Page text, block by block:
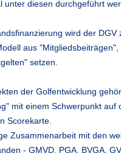
unter diesen durchgeführt
wird der DGV
aus "Mitgliedsbeiträgen",
setzen.
der Golfentwicklung
mit einem Schwerpunkt auf
Scorekarte.
Zusammenarbeit mit den
- GMVD, PGA, BVGA,